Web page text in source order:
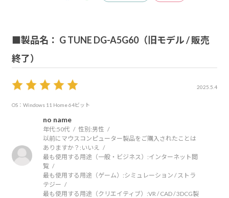
■製品名： G TUNE DG-A5G60（旧モデル / 販売
終了）
2025.5.4
OS：Windows 11 Home 64ビット
no name
年代:50代 性別:男性
以前にマウスコンピューター製品をご購入されたことは
ありますか？: いいえ
最も使用する用途（一般・ビジネス）:インターネット閲
覧
最も使用する用途（ゲーム）:シミュレーション / ストラ
テジー
最も使用する用途（クリエイティブ）:VR / CAD / 3DCG製